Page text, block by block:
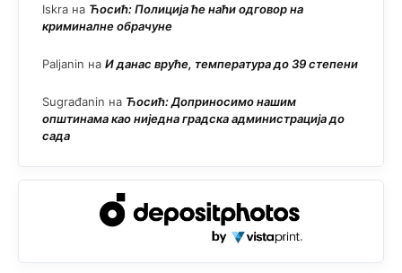
Iskra на Ћосић: Полиција ће наћи одговор на
криминалне обрачуне
Paljanin на И данас вруће, температура до 39 степени
Sugrađanin на Ћосић: Доприносимо нашим
општинама као ниједна градска администрација до
сада